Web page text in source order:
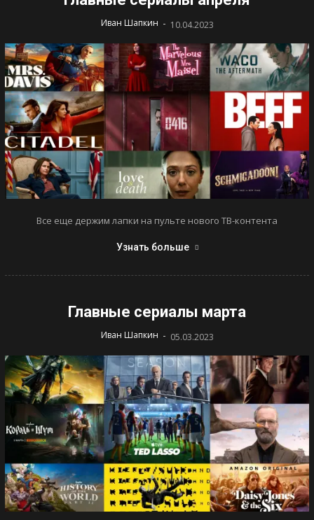
Иван Шапкин - 10.04.2023
Все еще держим лапки на пульте нового ТВ-контента
Узнать больше
Главные сериалы марта
Иван Шапкин - 05.03.2023